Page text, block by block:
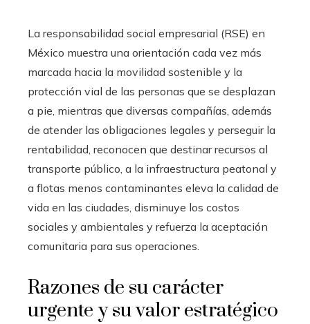
La responsabilidad social empresarial (RSE) en
México muestra una orientación cada vez más
marcada hacia la movilidad sostenible y la
protección vial de las personas que se desplazan
a pie, mientras que diversas compañías, además
de atender las obligaciones legales y perseguir la
rentabilidad, reconocen que destinar recursos al
transporte público, a la infraestructura peatonal y
a flotas menos contaminantes eleva la calidad de
vida en las ciudades, disminuye los costos
sociales y ambientales y refuerza la aceptación
comunitaria para sus operaciones.
Razones de su carácter
urgente y su valor estratégico